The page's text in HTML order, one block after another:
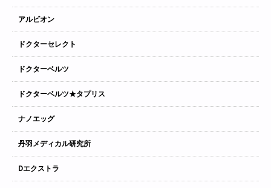
アルビオン
ドクターセレクト
ドクターベルツ
ドクターベルツ★タプリス
ナノエッグ
丹羽メディカル研究所
Dエクストラ